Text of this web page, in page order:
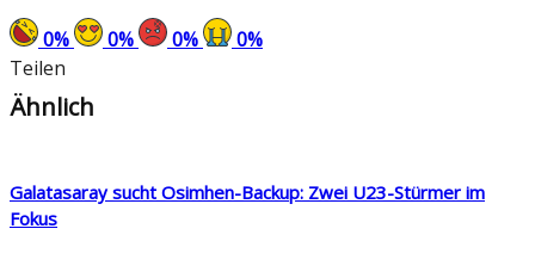
0% 0% 0% 0%
Teilen
Ähnlich
Galatasaray sucht Osimhen-Backup: Zwei U23-Stürmer im
Fokus